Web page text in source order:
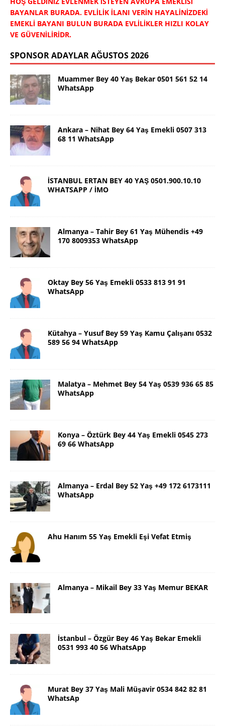
BAYANLAR BURADA. EVLİLİK İLANI VERİN HAYALİNİZDEKİ
EMEKLİ BAYANI BULUN BURADA EVLİLİKLER HIZLI KOLAY
VE GÜVENİLİRİDR.
SPONSOR ADAYLAR AĞUSTOS 2026
Muammer Bey 40 Yaş Bekar 0501 561 52 14
WhatsApp
Ankara – Nihat Bey 64 Yaş Emekli 0507 313
68 11 WhatsApp
İSTANBUL ERTAN BEY 40 YAŞ 0501.900.10.10
WHATSAPP / İMO
Almanya – Tahir Bey 61 Yaş Mühendis +49
170 8009353 WhatsApp
Oktay Bey 56 Yaş Emekli 0533 813 91 91
WhatsApp
Kütahya – Yusuf Bey 59 Yaş Kamu Çalışanı 0532
589 56 94 WhatsApp
Malatya – Mehmet Bey 54 Yaş 0539 936 65 85
WhatsApp
Konya – Öztürk Bey 44 Yaş Emekli 0545 273
69 66 WhatsApp
Almanya – Erdal Bey 52 Yaş +49 172 6173111
WhatsApp
Ahu Hanım 55 Yaş Emekli Eşi Vefat Etmiş
Almanya – Mikail Bey 33 Yaş Memur BEKAR
İstanbul – Özgür Bey 46 Yaş Bekar Emekli
0531 993 40 56 WhatsApp
Murat Bey 37 Yaş Mali Müşavir 0534 842 82 81
WhatsAp